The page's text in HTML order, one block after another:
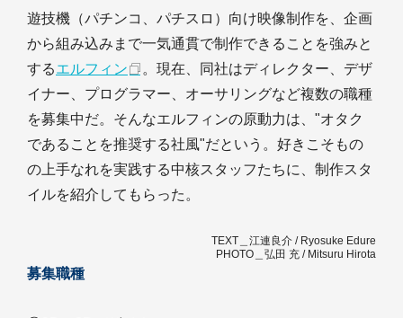
遊技機（パチンコ、パチスロ）向け映像制作を、企画
から組み込みまで一気通貫で制作できることを強みと
するエルフィン
。現在、同社はディレクター、デザ
イナー、プログラマー、オーサリングなど複数の職種
を募集中だ。そんなエルフィンの原動力は、"オタク
であることを推奨する社風"だという。好きこそもの
の上手なれを実践する中核スタッフたちに、制作スタ
イルを紹介してもらった。
TEXT＿江連良介 / Ryosuke Edure
PHOTO＿弘田 充 / Mitsuru Hirota
募集職種